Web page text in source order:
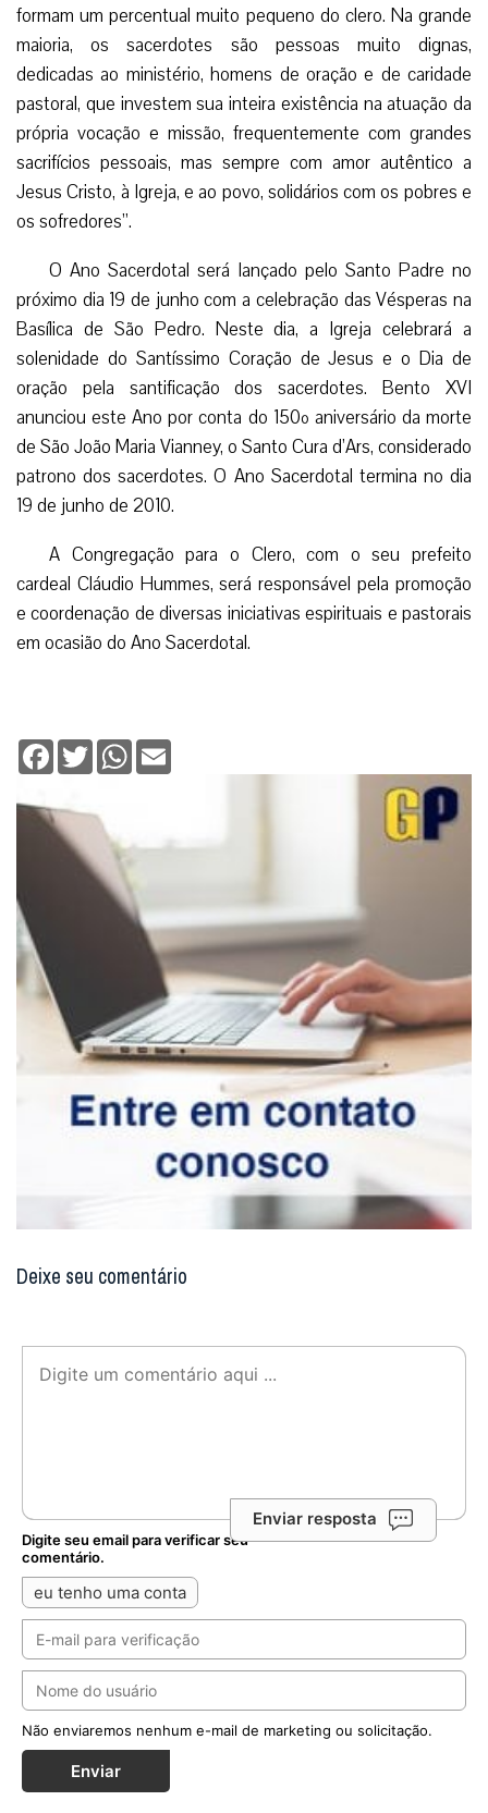
formam um percentual muito pequeno do clero. Na grande
maioria, os sacerdotes são pessoas muito dignas,
dedicadas ao ministério, homens de oração e de caridade
pastoral, que investem sua inteira existência na atuação da
própria vocação e missão, frequentemente com grandes
sacrifícios pessoais, mas sempre com amor autêntico a
Jesus Cristo, à Igreja, e ao povo, solidários com os pobres e
os sofredores”.
O Ano Sacerdotal será lançado pelo Santo Padre no
próximo dia 19 de junho com a celebração das Vésperas na
Basílica de São Pedro. Neste dia, a Igreja celebrará a
solenidade do Santíssimo Coração de Jesus e o Dia de
oração pela santificação dos sacerdotes. Bento XVI
anunciou este Ano por conta do 150º aniversário da morte
de São João Maria Vianney, o Santo Cura d’Ars, considerado
patrono dos sacerdotes. O Ano Sacerdotal termina no dia
19 de junho de 2010.
A Congregação para o Clero, com o seu prefeito
cardeal Cláudio Hummes, será responsável pela promoção
e coordenação de diversas iniciativas espirituais e pastorais
em ocasião do Ano Sacerdotal.
Facebook
TwitterWhatsApp
Deixe seu comentário
Enviar resposta
Digite seu email para verificar seu
comentário.
eu tenho uma conta
Não enviaremos nenhum e-mail de marketing ou solicitação.
Enviar